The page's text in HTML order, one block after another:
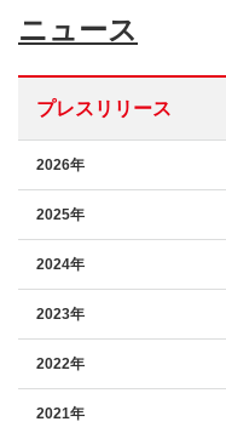
ニュース
プレスリリース
2026年
2025年
2024年
2023年
2022年
2021年